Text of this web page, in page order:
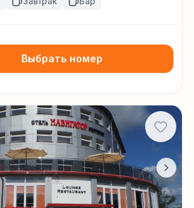
Выбрать номер